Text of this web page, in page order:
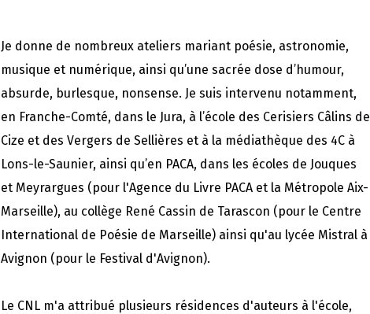
Je donne de nombreux ateliers mariant poésie, astronomie,
musique et numérique, ainsi qu’une sacrée dose d’humour,
absurde, burlesque, nonsense. Je suis intervenu notamment,
en Franche-Comté, dans le Jura, à l’école des Cerisiers Câlins de
Cize et des Vergers de Sellières et à la médiathèque des 4C à
Lons-le-Saunier, ainsi qu’en PACA, dans les écoles de Jouques
et Meyrargues (pour l'Agence du Livre PACA et la Métropole Aix-
Marseille), au collège René Cassin de Tarascon (pour le Centre
International de Poésie de Marseille) ainsi qu'au lycée Mistral à
Avignon (pour le Festival d'Avignon).
Le CNL m'a attribué plusieurs résidences d'auteurs à l'école,